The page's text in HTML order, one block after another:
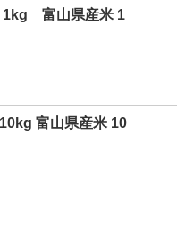
1kg 富山県産米 1
富山県産米 10